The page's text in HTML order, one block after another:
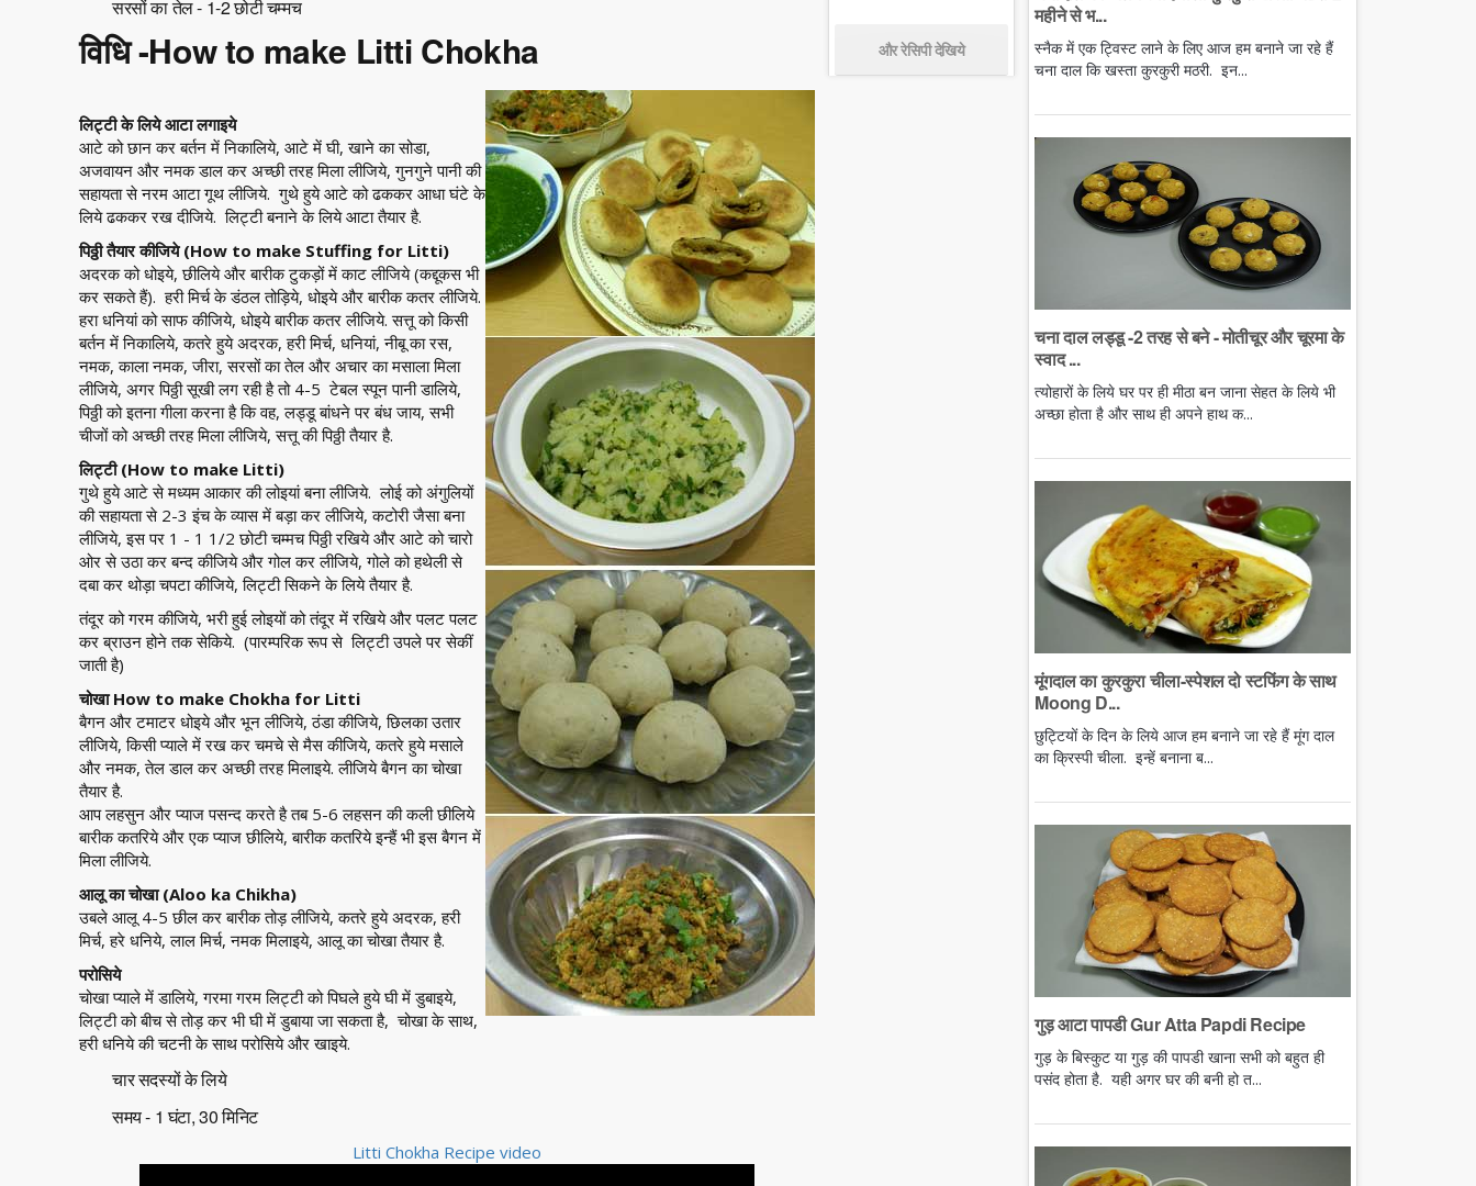
सरसों का तेल - 1-2 छोटी चम्मच
विधि -How to make Litti Chokha
लिट्टी के लिये आटा लगाइये
आटे को छान कर बर्तन में निकालिये, आटे में घी, खाने का सोडा,
अजवायन और नमक डाल कर अच्छी तरह मिला लीजिये, गुनगुने पानी की
सहायता से नरम आटा गूथ लीजिये. गुथे हुये आटे को ढककर आधा घंटे के
लिये ढककर रख दीजिये. लिट्टी बनाने के लिये आटा तैयार है.
पिठ्ठी तैयार कीजिये (How to make Stuffing for Litti)
अदरक को धोइये, छीलिये और बारीक टुकड़ों में काट लीजिये (कद्दूकस भी
कर सकते हैं). हरी मिर्च के डंठल तोड़िये, धोइये और बारीक कतर लीजिये.
हरा धनियां को साफ कीजिये, धोइये बारीक कतर लीजिये. सत्तू को किसी
बर्तन में निकालिये, कतरे हुये अदरक, हरी मिर्च, धनियां, नीबू का रस,
नमक, काला नमक, जीरा, सरसों का तेल और अचार का मसाला मिला
लीजिये, अगर पिठ्ठी सूखी लग रही है तो 4-5 टेबल स्पून पानी डालिये,
पिठ्ठी को इतना गीला करना है कि वह, लड्डू बांधने पर बंध जाय, सभी
चीजों को अच्छी तरह मिला लीजिये, सत्तू की पिठ्ठी तैयार है.
लिट्टी (How to make Litti)
गुथे हुये आटे से मध्यम आकार की लोइयां बना लीजिये. लोई को अंगुलियों
की सहायता से 2-3 इंच के व्यास में बड़ा कर लीजिये, कटोरी जैसा बना
लीजिये, इस पर 1 - 1 1/2 छोटी चम्मच पिठ्ठी रखिये और आटे को चारो
ओर से उठा कर बन्द कीजिये और गोल कर लीजिये, गोले को हथेली से
दबा कर थोड़ा चपटा कीजिये, लिट्टी सिकने के लिये तैयार है.
तंदूर को गरम कीजिये, भरी हुई लोइयों को तंदूर में रखिये और पलट पलट
कर ब्राउन होने तक सेकिये. (पारम्परिक रूप से लिट्टी उपले पर सेकीं
जाती है)
चोखा How to make Chokha for Litti
बैगन और टमाटर धोइये और भून लीजिये, ठंडा कीजिये, छिलका उतार
लीजिये, किसी प्याले में रख कर चमचे से मैस कीजिये, कतरे हुये मसाले
और नमक, तेल डाल कर अच्छी तरह मिलाइये. लीजिये बैगन का चोखा
तैयार है.
आप लहसुन और प्याज पसन्द करते है तब 5-6 लहसन की कली छीलिये
बारीक कतरिये और एक प्याज छीलिये, बारीक कतरिये इन्हैं भी इस बैगन में
मिला लीजिये.
आलू का चोखा (Aloo ka Chikha)
उबले आलू 4-5 छील कर बारीक तोड़ लीजिये, कतरे हुये अदरक, हरी
मिर्च, हरे धनिये, लाल मिर्च, नमक मिलाइये, आलू का चोखा तैयार है.
परोसिये
चोखा प्याले में डालिये, गरमा गरम लिट्टी को पिघले हुये घी में डुबाइये,
लिट्टी को बीच से तोड़ कर भी घी में डुबाया जा सकता है, चोखा के साथ,
हरी धनिये की चटनी के साथ परोसिये और खाइये.
चार सदस्यों के लिये
समय - 1 घंटा, 30 मिनिट
Litti Chokha Recipe video
और रेसिपी देखिये
महीने से भ...
स्नैक में एक ट्विस्ट लाने के लिए आज हम बनाने जा रहे हैं
चना दाल कि खस्ता कुरकुरी मठरी. इन...
चना दाल लड्डू -2 तरह से बने - मोतीचूर और चूरमा के
स्वाद ...
त्योहारों के लिये घर पर ही मीठा बन जाना सेहत के लिये भी
अच्छा होता है और साथ ही अपने हाथ क...
मूंगदाल का कुरकुरा चीला-स्पेशल दो स्टफिंग के साथ
Moong D...
छुट्टियों के दिन के लिये आज हम बनाने जा रहे हैं मूंग दाल
का क्रिस्पी चीला. इन्हें बनाना ब...
गुड़ आटा पापडी Gur Atta Papdi Recipe
गुड़ के बिस्कुट या गुड़ की पापडी खाना सभी को बहुत ही
पसंद होता है. यही अगर घर की बनी हो त...